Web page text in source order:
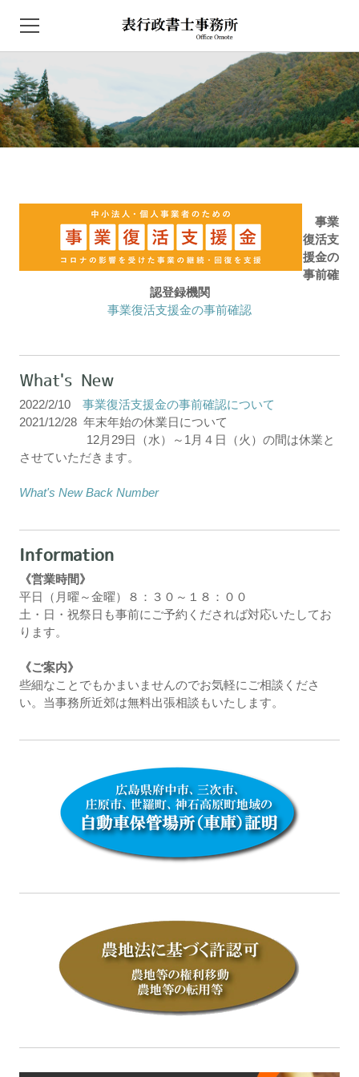
事業
復活支
援金の
事前確
認登録機関
事業復活支援金の事前確認
What's New
2022/2/10 事業復活支援金の事前確認について
​2021/12/28 年末年始の休業日について
12月29日（水）～1月４日（火）の間は休業と
させていただきます。
What's New Back Number
Information
《営業時間》
平日（月曜～金曜）８：３０～１８：００
土・日・祝祭日も事前にご予約くだされば対応いたしてお
ります。
《ご案内》
些細なことでもかまいませんのでお気軽にご相談くださ
い。当事務所近郊は無料出張相談もいたします。
HOME
NEWS
自動車保管場所証明
建設業に関連する各種申請届出
農地法に基づく許認可
よく寄せられるご質問
お問い合わせ
お客様の個人情報保護に関する基
GALLERY
リンク